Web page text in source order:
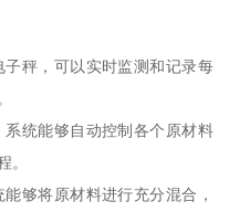
秤，可以实时监测和记录每
统能够自动控制各个原材料
。
够将原材料进行充分混合，